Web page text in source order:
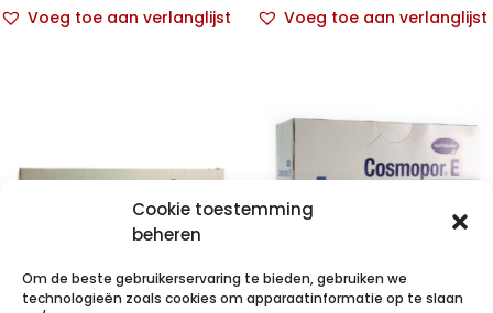
Cookie toestemming
beheren
Om de beste gebruikerservaring te bieden, gebruiken we
technologieën zoals cookies om apparaatinformatie op te slaan
Voeg toe aan verlanglijst
Voeg toe aan verlanglijst